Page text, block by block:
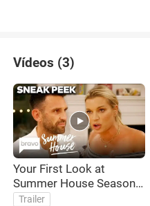
Vídeos (3)
Your First Look at
Summer House Season 9
| Summer House | Bravo
Trailer